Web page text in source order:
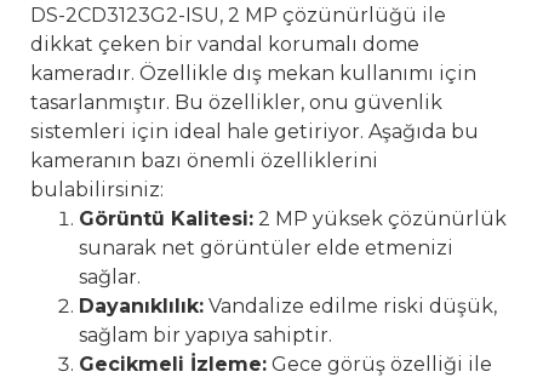
DS-2CD3123G2-ISU, 2 MP çözünürlüğü ile
dikkat çeken bir vandal korumalı dome
kameradır. Özellikle dış mekan kullanımı için
tasarlanmıştır. Bu özellikler, onu güvenlik
sistemleri için ideal hale getiriyor. Aşağıda bu
kameranın bazı önemli özelliklerini
bulabilirsiniz:
Görüntü Kalitesi: 2 MP yüksek çözünürlük
sunarak net görüntüler elde etmenizi
sağlar.
Dayanıklılık: Vandalize edilme riski düşük,
sağlam bir yapıya sahiptir.
Gecikmeli İzleme: Gece görüş özelliği ile